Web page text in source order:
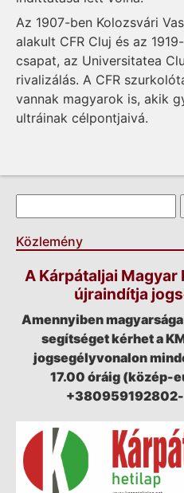
Az 1907-ben Kolozsvári
alakult CFR Cluj és az
csapat, az Universitatea
rivalizálás. A CFR
vannak magyarok is, akik
ultráinak célpontjaivá.
Keresés űrlap
Közlemény
A Kárpátaljai
újraindítja
Amennyiben
segítséget kérhet a
jogsegélyvonalon
17.00 óráig (közép-